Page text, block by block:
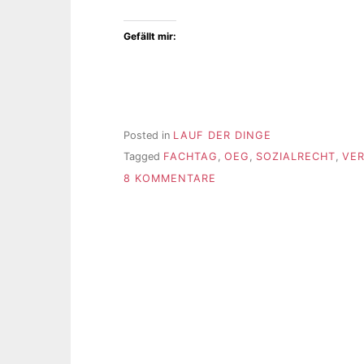
Gefällt mir:
Posted in LAUF DER DINGE
Tagged FACHTAG , OEG , SOZIALRECHT,
8 KOMMENTARE